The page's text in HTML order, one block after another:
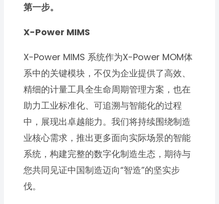
第一步。
X-Power MIMS
X-Power MIMS 系统作为X-Power MOM体
系中的关键模块，不仅为企业提供了高效、
精细的计量工具全生命周期管理方案，也在
助力工业标准化、可追溯与智能化的过程
中，展现出卓越能力。我们将持续围绕制造
业核心需求，推出更多面向实际场景的智能
系统，构建完整的数字化制造生态，期待与
您共同见证中国制造迈向“智造”的坚实步
伐。